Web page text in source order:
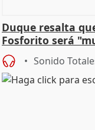
Duque resalta
Fosforito será
Sonido